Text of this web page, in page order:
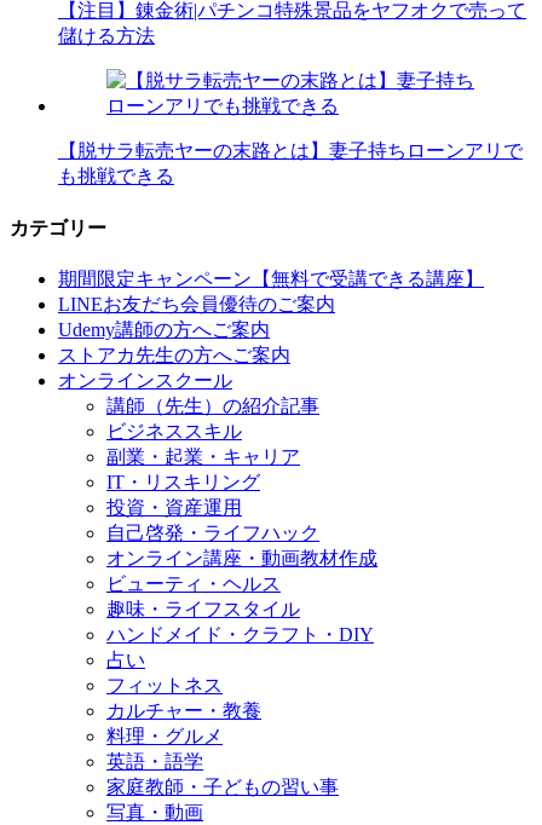
【注目】錬金術|パチンコ特殊景品をヤフオクで売って
儲ける方法
【脱サラ転売ヤーの末路とは】妻子持ちローンアリで
も挑戦できる
カテゴリー
期間限定キャンペーン【無料で受講できる講座】
LINEお友だち会員優待のご案内
Udemy講師の方へご案内
ストアカ先生の方へご案内
オンラインスクール
講師（先生）の紹介記事
ビジネススキル
副業・起業・キャリア
IT・リスキリング
投資・資産運用
自己啓発・ライフハック
オンライン講座・動画教材作成
ビューティ・ヘルス
趣味・ライフスタイル
ハンドメイド・クラフト・DIY
占い
フィットネス
カルチャー・教養
料理・グルメ
英語・語学
家庭教師・子どもの習い事
写真・動画